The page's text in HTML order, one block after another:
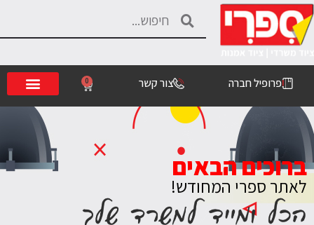
פרופיל חברה צור קשר 0
ברוכים הבאים
לאתר ספרי המחודש!